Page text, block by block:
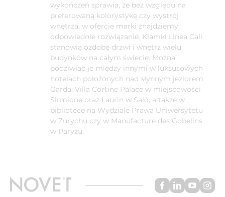
wykończeń sprawia, że bez względu na
preferowaną kolorystykę czy wystrój
wnętrza, w ofercie marki znajdziemy
odpowiednie rozwiązanie. Klamki Linea Cali
stanowią ozdobę drzwi i wnętrz wielu
budynków na całym świecie. Można
podziwiać je między innymi w luksusowych
hotelach położonych nad słynnym jeziorem
Garda: Villa Cortine Palace w miejscowości
Sirmione oraz Laurin w Saló, a także w
bibliotece na Wydziale Prawa Uniwersytetu
w Zurychu czy w Manufacture des Gobelins
w Paryżu.